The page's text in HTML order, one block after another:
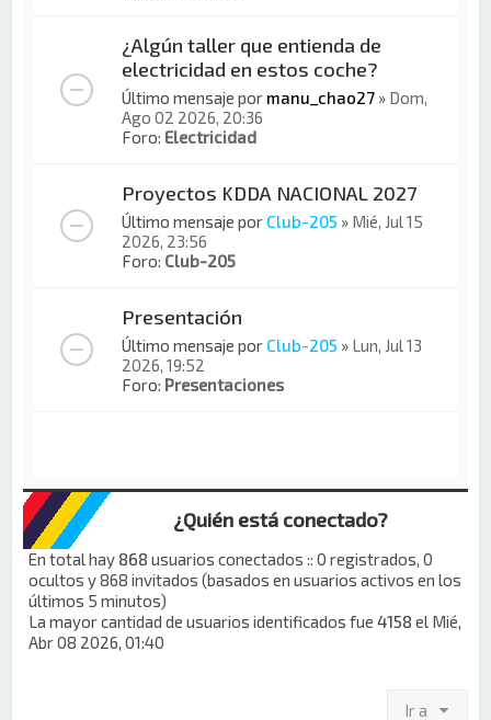
¿Algún taller que entienda de
electricidad en estos coche?
Último mensaje por manu_chao27 » Dom,
Ago 02 2026, 20:36
Foro: Electricidad
Proyectos KDDA NACIONAL 2027
Último mensaje por Club-205 » Mié, Jul 15
2026, 23:56
Foro: Club-205
Presentación
Último mensaje por Club-205 » Lun, Jul 13
2026, 19:52
Foro: Presentaciones
¿Quién está conectado?
En total hay 868 usuarios conectados :: 0 registrados, 0
ocultos y 868 invitados (basados en usuarios activos en los
últimos 5 minutos)
La mayor cantidad de usuarios identificados fue4158 el Mié,
Abr 08 2026, 01:40
Ir a